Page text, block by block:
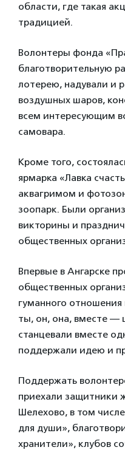
области, где такая
традицией.
Волонтеры фонда
благотворительную
лотерею, надували и
воздушных шаров,
всем интересующим
самовара.
Кроме того,
ярмарка «Лавка
аквагримом и
зоопарк. Были
викторины и
общественных
Впервые в Ангарске
общественных
гуманного
ты, он, она, вместе —
станцевали вместе
поддержали идею и
Поддержать
приехали защитники
Шелехово, в том
для души»,
хранители», клубов